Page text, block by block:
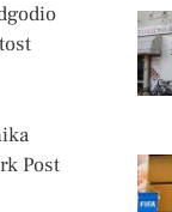
Post